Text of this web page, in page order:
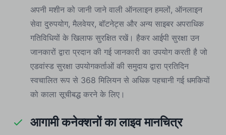
अपनी मशीन को जानी जाने वाली ऑनलाइन हमलों, ऑनलाइन
सेवा दुरुपयोग, मैलवेयर, बॉटनेट्स और अन्य साइबर अपराधिक
गतिविधियों के खिलाफ सुरक्षित रखें। हैकर आईपी सुरक्षा उन
जानकारों द्वारा प्रदान की गई जानकारी का उपयोग करती है जो
एडवांस्ड सुरक्षा उपयोगकर्ताओं की समुदाय द्वारा प्रतिदिन
स्वचालित रूप से 368 मिलियन से अधिक पहचानी गई धमकियों
को काला सूचीबद्ध करने के लिए।
आगामी कनेक्शनों का लाइव मानचित्र